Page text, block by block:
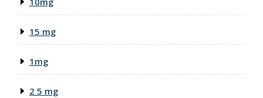
15 mg
1mg
2 5 mg